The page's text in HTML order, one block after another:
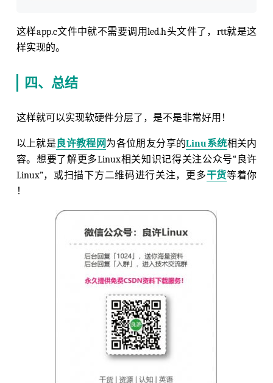
这样app.c文件中就不需要调用led.h头文件了，rtt就是这
样实现的。
四、总结
这样就可以实现软硬件分层了，是不是非常好用！
以上就是良许教程网为各位朋友分享的Linu系统相关内
容。想要了解更多Linux相关知识记得关注公众号“良许
Linux”，或扫描下方二维码进行关注，更多干货等着你
！